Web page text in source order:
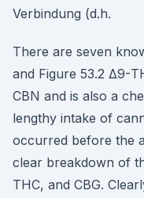
Verbindung (d.h.
There are seven
and Figure 53.2 Δ9-
CBN and is also a
lengthy intake of
occurred before the
clear breakdown of
THC, and CBG.